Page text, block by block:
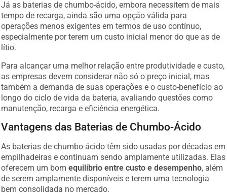
Já as baterias de chumbo-ácido, embora necessitem de mais
tempo de recarga, ainda são uma opção válida para
operações menos exigentes em termos de uso contínuo,
especialmente por terem um custo inicial menor do que as de
lítio.
Para alcançar uma melhor relação entre produtividade e custo,
as empresas devem considerar não só o preço inicial, mas
também a demanda de suas operações e o custo-benefício ao
longo do ciclo de vida da bateria, avaliando questões como
manutenção, recarga e eficiência energética.
Vantagens das Baterias de Chumbo-Ácido
As baterias de chumbo-ácido têm sido usadas por décadas em
empilhadeiras e continuam sendo amplamente utilizadas. Elas
oferecem um bomequilíbrio entre custo e desempenho, além
de serem amplamente disponíveis e terem uma tecnologia
bem consolidada no mercado.